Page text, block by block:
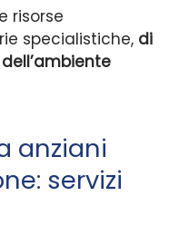
risorse
specialistiche, di
anziani
servizi